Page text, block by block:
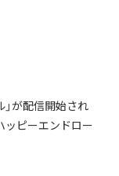
が配信開始され
ッピーエンドロー